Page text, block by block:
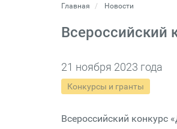
Главная Новости
Всероссийский
21 ноября 2023 года
Конкурсы и гранты
Всероссийский конкурс